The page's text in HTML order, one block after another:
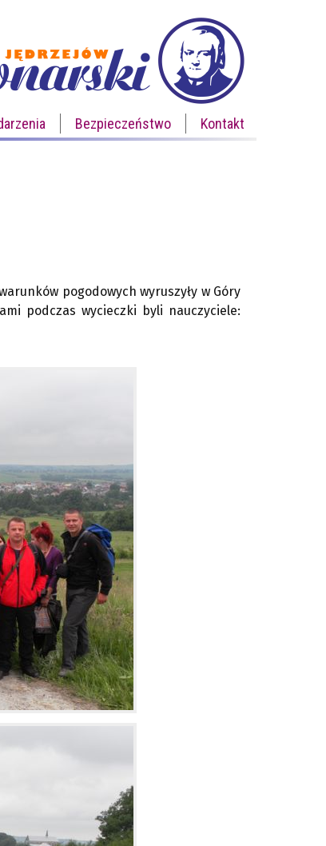
Bezpieczeństwo Kontakt
pogodowych wyruszyły w Góry
podczas wycieczki byli nauczyciele: